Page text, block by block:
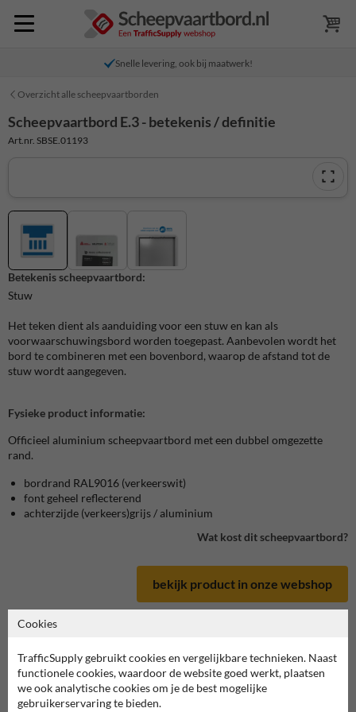
Snelle levering, ook bij maatwerk!
Overzicht alle scheepvaartborden
Scheepvaartbord in serie E
deze informatie printen
Scheepvaartbord E.3 - betekenis / definitie
Art.nr. SBSE.01193
Betekenis scheepvaartbord:
Stuw
Het teken dient als aanduiding voor een stuw en kan als
voorwaarschuwingsbord worden toegepast. Aanbevolen wordt het
bord te combineren met een bovenbord, waarop de afstand tot de
stuw wordt aangegeven.
Fysieke product informatie:
Officieel aluminium scheepvaartbord met een dubbel omgezette
rand.
bordrand RAL9016 (verkeerswit)
font geheel reflecterend
achterzijde (verkeers)grijs / aluminium
Wat kost dit scheepvaartbord?
bekijk product in onze webshop
Cookies
TrafficSupply gebruikt cookies en vergelijkbare technieken. Naast
functionele cookies, waardoor de website goed werkt, plaatsen
we ook analytische cookies om je de best mogelijke
gebruikerservaring te bieden.